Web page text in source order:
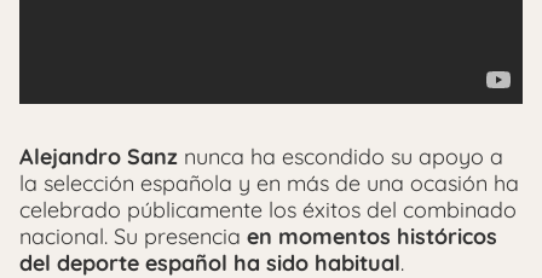
Alejandro Sanz nunca ha escondido su apoyo a
la selección española y en más de una ocasión ha
celebrado públicamente los éxitos del combinado
nacional. Su presencia en momentos históricos
del deporte español ha sido habitual.